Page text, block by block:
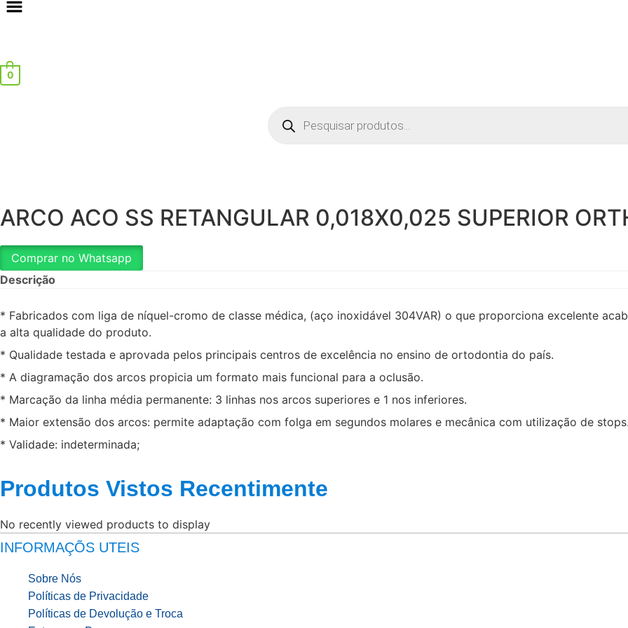
0
produtos
ARCO ACO SS RETANGULAR 0,018X0,025 SUPERIOR
Comprar no Whatsapp
Descrição
* Fabricados com liga de níquel-cromo de classe médica, (aço inoxidável 304VAR) o que proporciona excelente
a alta qualidade do produto.
* Qualidade testada e aprovada pelos principais centros de excelência no ensino de ortodontia do país.
* A diagramação dos arcos propicia um formato mais funcional para a oclusão.
* Marcação da linha média permanente: 3 linhas nos arcos superiores e 1 nos inferiores.
* Maior extensão dos arcos: permite adaptação com folga em segundos molares e mecânica com utilização de stops.
* Validade: indeterminada;
Produtos Vistos Recentimente
No recently viewed products to display
INFORMAÇÕS UTEIS
Sobre Nós
Políticas de Privacidade
Políticas de Devolução e Troca